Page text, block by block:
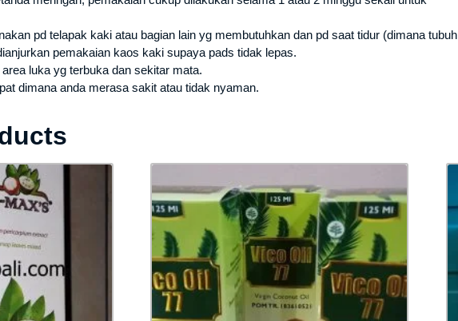
pd telapak kaki atau bagian lain yg membutuhkan dan pd saat tidur (dimana tubuh
pemakaian kaos kaki supaya pads tidak lepas.
luka yg terbuka dan sekitar mata.
dimana anda merasa sakit atau tidak nyaman.